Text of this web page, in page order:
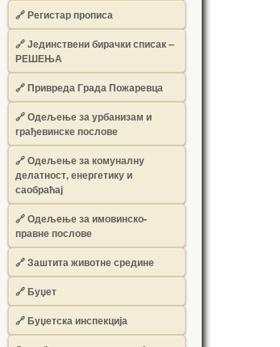
🔗Регистар прописа
🔗Јединствени бирачки списак –
РЕШЕЊА
🔗Привреда Града Пожаревца
🔗Одељење за урбанизам и
грађевинске послове
🔗Одељење за комуналну
делатност, енергетику и
саобраћај
🔗Одељење за имовинско-
правне послове
🔗Заштита животне средине
🔗Буџет
🔗Буџетска инспекција